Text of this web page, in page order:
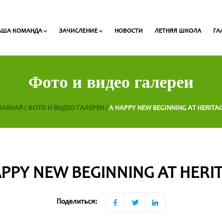
КОМАНДА ЗАЧИСЛЕНИЕ НОВОСТИ ЛЕТНЯЯ ШКОЛА
Фото и видео галереи
/ ФОТО И ВИДЕО ГАЛЕРЕИ / A HAPPY NEW BEGINNING AT
NEW BEGINNING AT
Поделиться: